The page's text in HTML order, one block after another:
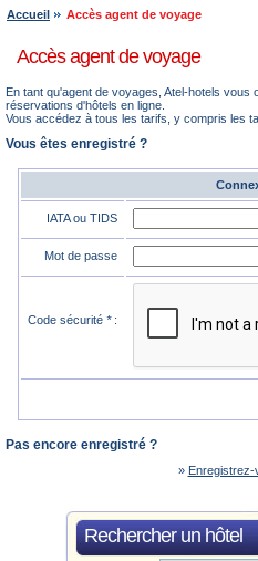
Accueil Accès agent de voyage
Accès agent de voyage
En tant qu'agent de voyages, Atel-hotels vous
réservations d'hôtels en ligne.
Vous accédez à tous les tarifs, y compris les
Vous êtes enregistré ?
IATA ou TIDS
Mot de passe
Code sécurité *:
Pas encore enregistré ?
» Enregistrez-
Rechercher un hôtel